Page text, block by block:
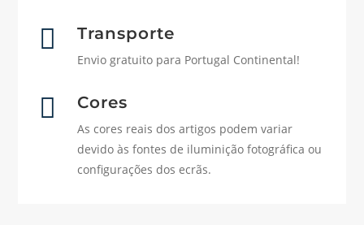
 Transporte
Envio gratuito para Portugal Continental!
 Cores
As cores reais dos artigos podem variar
devido às fontes de iluminição fotográfica ou
configurações dos ecrãs.